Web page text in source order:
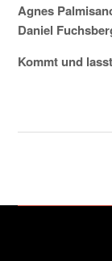
Agnes
Daniel
Kommt und